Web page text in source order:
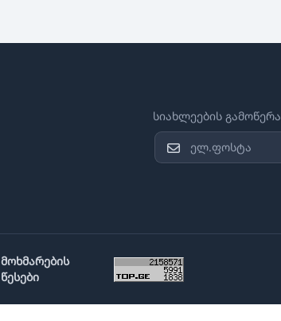
სიახლეების გამოწერა
მოხმარების
წესები